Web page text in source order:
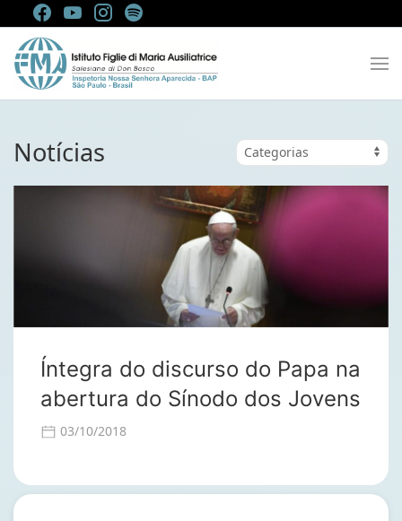
Notícias
Íntegra do discurso do Papa na
abertura do Sínodo dos Jovens
03/10/2018